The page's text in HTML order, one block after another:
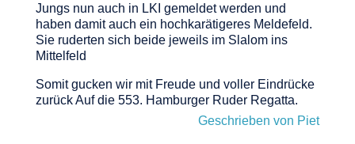
Jungs nun auch in LKI gemeldet werden und
haben damit auch ein hochkarätigeres Meldefeld.
Sie ruderten sich beide jeweils im Slalom ins
Mittelfeld
Somit gucken wir mit Freude und voller Eindrücke
zurück Auf die 553. Hamburger Ruder Regatta.
Geschrieben von Piet